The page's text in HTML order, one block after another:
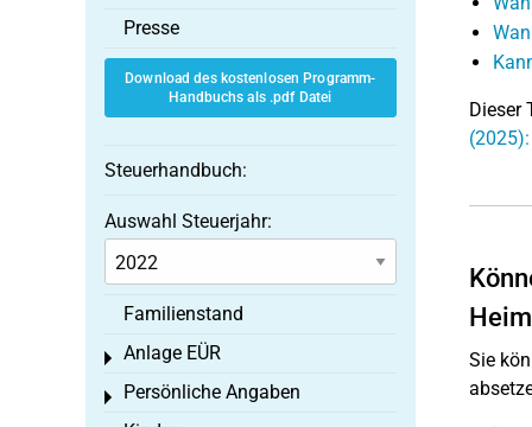
Dieser
Sie
Presse
Download des kostenlosen Programm-
Handbuchs als .pdf Datei
Steuerhandbuch:
Auswahl Steuerjahr:
Familienstand
Anlage EÜR
Toggle menu
Persönliche Angaben
Toggle menu